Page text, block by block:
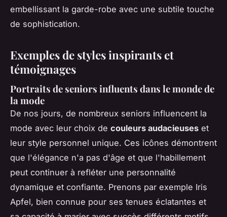
embellissant la garde-robe avec une subtile touche
de sophistication.
Exemples de styles inspirants et
témoignages
Portraits de seniors influents dans le monde de
la mode
De nos jours, de nombreux seniors influencent la
mode avec leur choix de couleurs audacieuses et
leur style personnel unique. Ces icônes démontrent
que l'élégance n'a pas d'âge et que l'habillement
peut continuer à refléter une personnalité
dynamique et confiante. Prenons par exemple Iris
Apfel, bien connue pour ses tenues éclatantes et